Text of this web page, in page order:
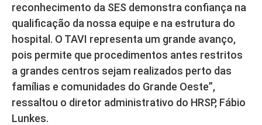
reconhecimento da SES demonstra confiança na
qualificação da nossa equipe e na estrutura do
hospital. O TAVI representa um grande avanço,
pois permite que procedimentos antes restritos
a grandes centros sejam realizados perto das
famílias e comunidades do Grande Oeste”,
ressaltou o diretor administrativo do HRSP, Fábio
Lunkes.